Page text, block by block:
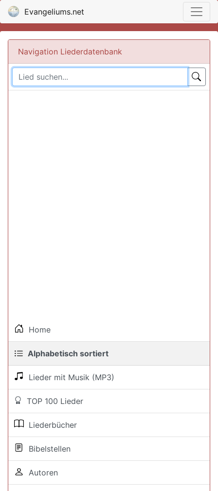
Evangeliums.net
Navigation Liederdatenbank
Home
Alphabetisch sortiert
Lieder mit Musik (MP3)
TOP 100 Lieder
Liederbücher
Bibelstellen
Autoren